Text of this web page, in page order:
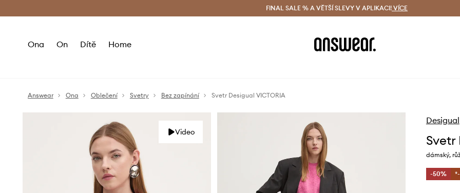
Doručení a vrácení zdarma (od 1800 Kč) Doručení i do 24 h
FINAL SALE % A VĚTŠÍ SLEVY V APLIKACI! VÍCE
Ona On Dítě Home
Answear Ona Oblečení Svetry Bez zapínání Svetr Desigual VICTORIA
Video
Desigual
Svetr
dámský,
-50%